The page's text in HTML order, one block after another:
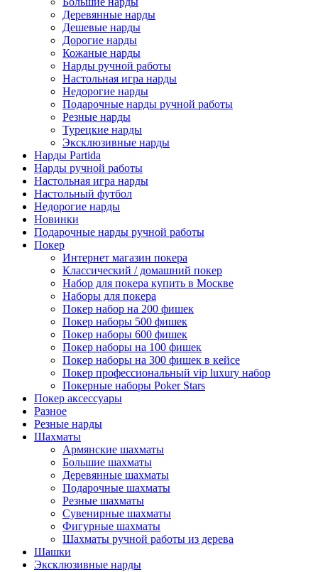
Деревянные нарды
Дешевые нарды
Дорогие нарды
Кожаные нарды
Нарды ручной работы
Настольная игра нарды
Недорогие нарды
Подарочные нарды ручной работы
Резные нарды
Турецкие нарды
Эксклюзивные нарды
Нарды Partida
Нарды ручной работы
Настольная игра нарды
Настольный футбол
Недорогие нарды
Новинки
Подарочные нарды ручной работы
Покер
Интернет магазин покера
Классический / домашний покер
Набор для покера купить в Москве
Наборы для покера
Покер набор на 200 фишек
Покер наборы 500 фишек
Покер наборы 600 фишек
Покер наборы на 100 фишек
Покер наборы на 300 фишек в кейсе
Покер профессиональный vip luxury набор
Покерные наборы Poker Stars
Покер аксессуары
Разное
Резные нарды
Шахматы
Армянские шахматы
Большие шахматы
Деревянные шахматы
Подарочные шахматы
Резные шахматы
Сувенирные шахматы
Фигурные шахматы
Шахматы ручной работы из дерева
Шашки
Эксклюзивные нарды